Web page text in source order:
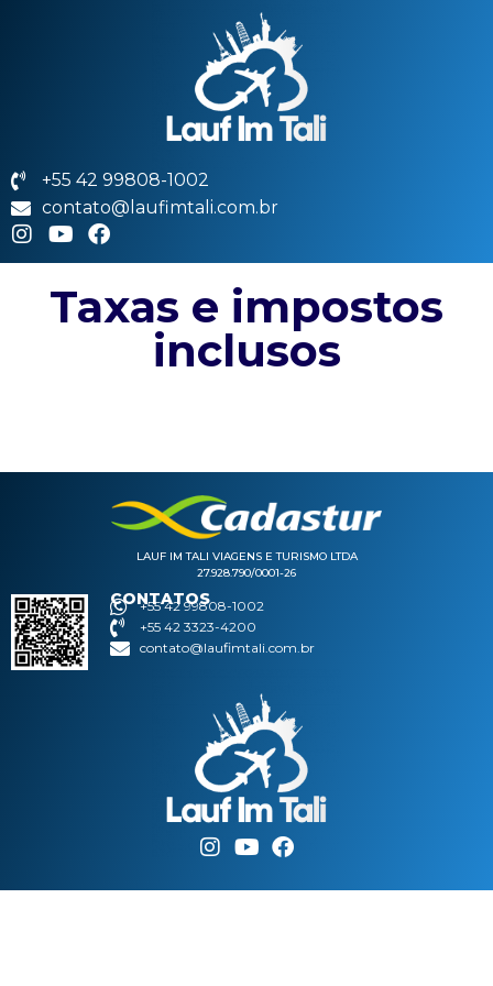
+55 42 99808-1002
contato@laufimtali.com.br
Taxas e impostos
inclusos
LAUF IM TALI VIAGENS E TURISMO LTDA
27.928.790/0001-26
CONTATOS
+55 42 99808-1002
+55 42 3323-4200
contato@laufimtali.com.br